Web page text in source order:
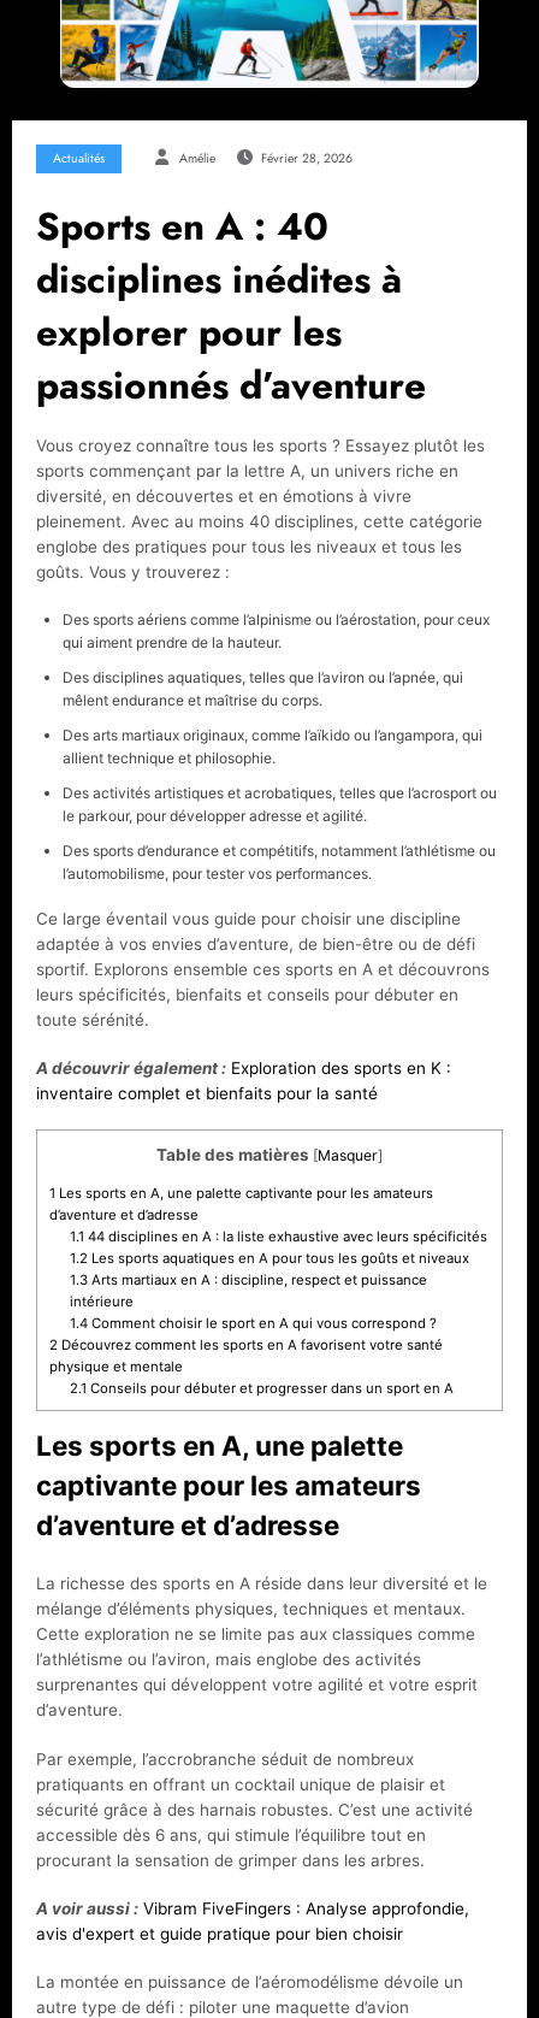
Actualités Amélie Février 28, 2026
Sports en A : 40
disciplines inédites à
explorer pour les
passionnés d’aventure
Vous croyez connaître tous les sports ? Essayez plutôt les
sports commençant par la lettre A, un univers riche en
diversité, en découvertes et en émotions à vivre
pleinement. Avec au moins 40 disciplines, cette catégorie
englobe des pratiques pour tous les niveaux et tous les
goûts. Vous y trouverez :
Des sports aériens comme l’alpinisme ou l’aérostation, pour ceux
qui aiment prendre de la hauteur.
Des disciplines aquatiques, telles que l’aviron ou l’apnée, qui
mêlent endurance et maîtrise du corps.
Des arts martiaux originaux, comme l’aïkido ou l’angampora, qui
allient technique et philosophie.
Des activités artistiques et acrobatiques, telles que l’acrosport ou
le parkour, pour développer adresse et agilité.
Des sports d’endurance et compétitifs, notamment l’athlétisme ou
l’automobilisme, pour tester vos performances.
Ce large éventail vous guide pour choisir une discipline
adaptée à vos envies d’aventure, de bien-être ou de défi
sportif. Explorons ensemble ces sports en A et découvrons
leurs spécificités, bienfaits et conseils pour débuter en
toute sérénité.
A découvrir également : Exploration des sports en K :
inventaire complet et bienfaits pour la santé
Table des matières [Masquer]
1 Les sports en A, une palette captivante pour les amateurs
d’aventure et d’adresse
1.1 44 disciplines en A : la liste exhaustive avec leurs spécificités
1.2 Les sports aquatiques en A pour tous les goûts et niveaux
1.3 Arts martiaux en A : discipline, respect et puissance
intérieure
1.4 Comment choisir le sport en A qui vous correspond ?
2 Découvrez comment les sports en A favorisent votre santé
physique et mentale
2.1 Conseils pour débuter et progresser dans un sport en A
Les sports en A, une palette
captivante pour les amateurs
d’aventure et d’adresse
La richesse des sports en A réside dans leur diversité et le
mélange d’éléments physiques, techniques et mentaux.
Cette exploration ne se limite pas aux classiques comme
l’athlétisme ou l’aviron, mais englobe des activités
surprenantes qui développent votre agilité et votre esprit
d’aventure.
Par exemple, l’accrobranche séduit de nombreux
pratiquants en offrant un cocktail unique de plaisir et
sécurité grâce à des harnais robustes. C’est une activité
accessible dès 6 ans, qui stimule l’équilibre tout en
procurant la sensation de grimper dans les arbres.
A voir aussi : Vibram FiveFingers : Analyse approfondie,
avis d'expert et guide pratique pour bien choisir
La montée en puissance de l’aéromodélisme dévoile un
autre type de défi : piloter une maquette d’avion